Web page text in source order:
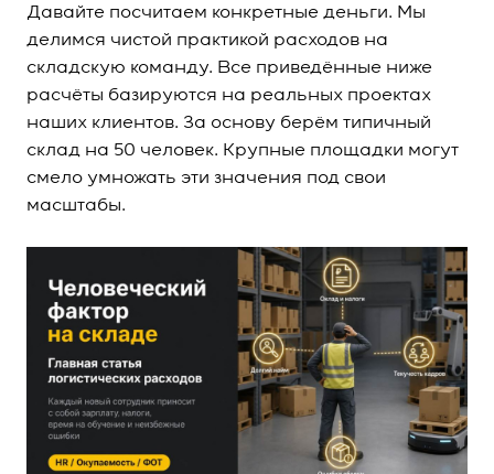
Давайте посчитаем конкретные деньги. Мы
делимся чистой практикой расходов на
складскую команду. Все приведённые ниже
расчёты базируются на реальных проектах
наших клиентов. За основу берём типичный
склад на 50 человек. Крупные площадки могут
смело умножать эти значения под свои
масштабы.